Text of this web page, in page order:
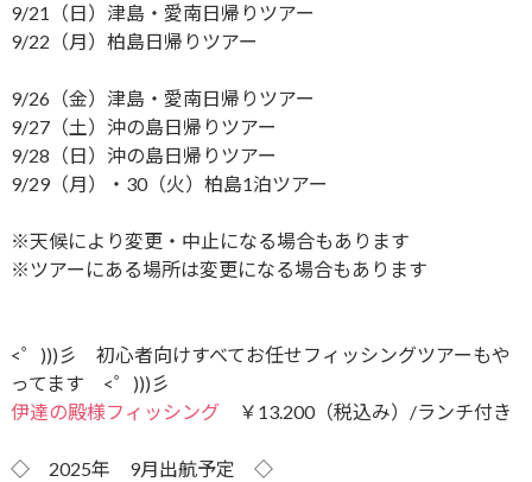
9/21（日）津島・愛南日帰りツアー
9/22（月）柏島日帰りツアー
9/26（金）津島・愛南日帰りツアー
9/27（土）沖の島日帰りツアー
9/28（日）沖の島日帰りツアー
9/29（月）・30（火）柏島1泊ツアー
※天候により変更・中止になる場合もあります
※ツアーにある場所は変更になる場合もあります
<゜)))彡 初心者向けすべてお任せフィッシングツアーもや
ってます <゜)))彡
伊達の殿様フィッシング ￥13.200（税込み）/ランチ付き
◇ 2025年 9月出航予定 ◇